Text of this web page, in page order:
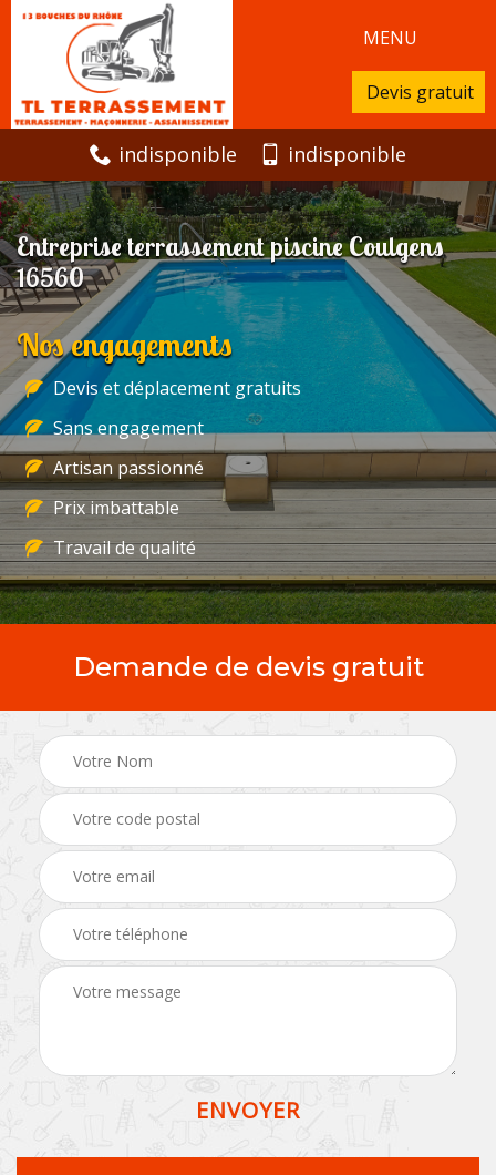
MENU
Devis gratuit
indisponible indisponible
Entreprise terrassement piscine Coulgens
16560
Nos engagements
Devis et déplacement gratuits
Sans engagement
Artisan passionné
Prix imbattable
Travail de qualité
Demande de devis gratuit